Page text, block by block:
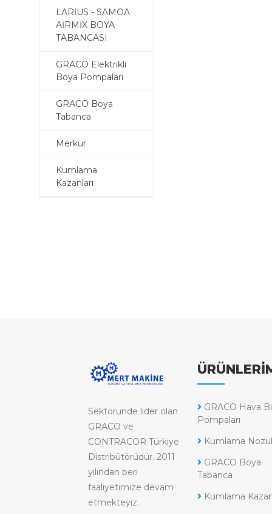
LARİUS - SAMOA
AİRMİX BOYA
TABANCASI
GRACO Elektrikli
Boya Pompaları
GRACO Boya
Tabanca
Merkür
Kumlama
Kazanları
Sektöründe lider olan
GRACO ve
CONTRACOR Türkiye
Distribütörüdür. 2011
yılından beri
faaliyetimize devam
etmekteyiz.
GRACO Hava
Pompaları
Kumlama
GRACO Boya
Tabanca
Kumlama